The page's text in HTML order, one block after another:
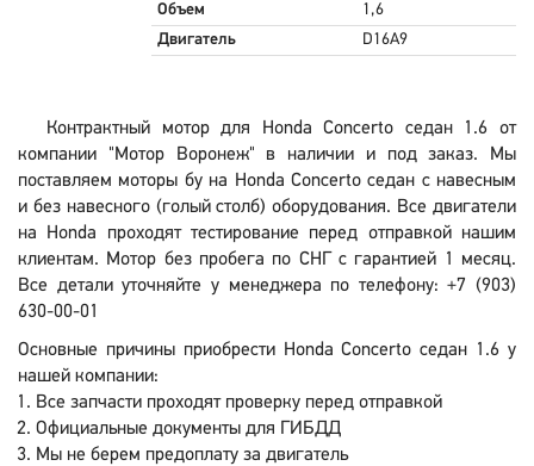
Объем
1,6
Двигатель
D16A9
Контрактный мотор для Honda Concerto седан 1.6 от
компании "Мотор Воронеж" в наличии и под заказ. Мы
поставляем моторы бу на Honda Concerto седан с навесным
и без навесного (голый столб) оборудования. Все двигатели
на Honda проходят тестирование перед отправкой нашим
клиентам. Мотор без пробега по СНГ с гарантией 1 месяц.
Все детали уточняйте у менеджера по телефону: +7 (903)
630-00-01
Основные причины приобрести Honda Concerto седан 1.6 у
нашей компании:
Все запчасти проходят проверку перед отправкой
Официальные документы для ГИБДД
Мы не берем предоплату за двигатель